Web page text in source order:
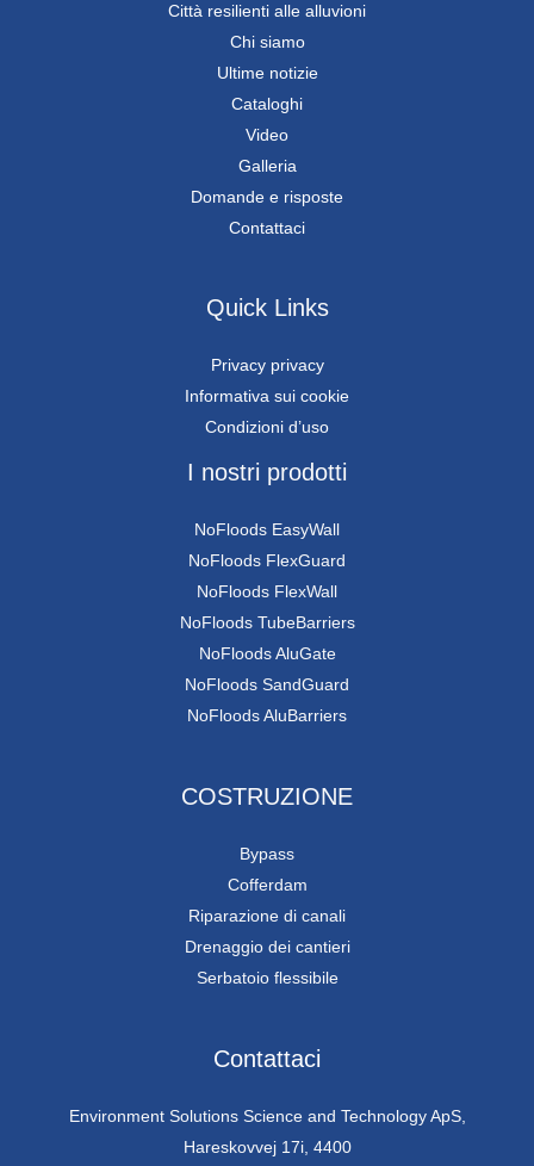
Città resilienti alle alluvioni
Chi siamo
Ultime notizie
Cataloghi
Video
Galleria
Domande e risposte
Contattaci
Quick Links
Privacy privacy
Informativa sui cookie
Condizioni d’uso
I nostri prodotti
NoFloods EasyWall
NoFloods FlexGuard
NoFloods FlexWall
NoFloods TubeBarriers
NoFloods AluGate
NoFloods SandGuard
NoFloods AluBarriers
COSTRUZIONE
Bypass
Cofferdam
Riparazione di canali
Drenaggio dei cantieri
Serbatoio flessibile
Contattaci
Environment Solutions Science and Technology ApS,
Hareskovvej 17i, 4400